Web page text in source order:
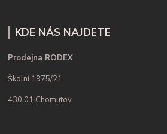
KDE NÁS NAJDETE
Prodejna RODEX
Školní 1975/21
430 01 Chomutov